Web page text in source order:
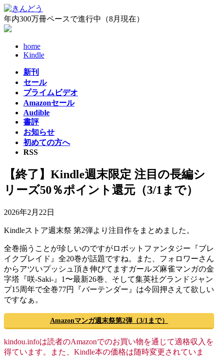
コ
ン
テ
ナ
ビ
ゲ
年内300万冊ペースで進行中（8月現在）
home
Kindle
新刊
セール
プライムビデオ
Amazonセール
Audible
書評
お知らせ
初めての方へ
RSS
【終了】Kindle週末限定 注目の長編シ
リーズ50％ポイント還元（3/1まで）
2026年2月22日
Kindleストア週末祭 第2弾より注目作をまとめました。
全巻揃うことが珍しいのですがロボットファンタジー『ブレ
イクブレイド』全20巻が話題ですね。また、フォロワーさん
からアツいプッシュ頂き伸びてますガールズ麻雀マンガの金
字塔『咲-Saki-』1〜最新26巻、そして集英社グランドジャン
プ15周年で全巻77円『バーテンダー』は今回押さえて欲しい
ですなぁ。
Amazonマンガ週末祭第2弾（3/1まで）
kindou.infoは読者のAmazonでのお買い物を通じて適格収入を
得ています。また、Kindle本の価格は随時変更されていま